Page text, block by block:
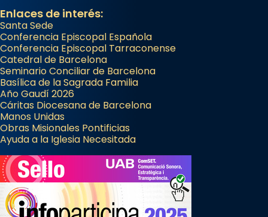
Enlaces de interés:
Santa Sede
Conferencia Episcopal Española
Conferencia Episcopal Tarraconense
Catedral de Barcelona
Seminario Conciliar de Barcelona
Basílica de la Sagrada Familia
Año Gaudí 2026
Cáritas Diocesana de Barcelona
Manos Unidas
Obras Misionales Pontificias
Ayuda a la Iglesia Necesitada